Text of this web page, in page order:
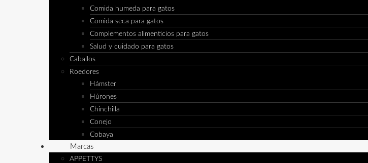
Comida humeda para gatos
Comida seca para gatos
Complementos alimenticios para gatos
Salud y cuidado para gatos
Caballos
Roedores
Hámster
Húrones
Chinchilla
Conejo
Cobaya
Marcas
APPETTYS